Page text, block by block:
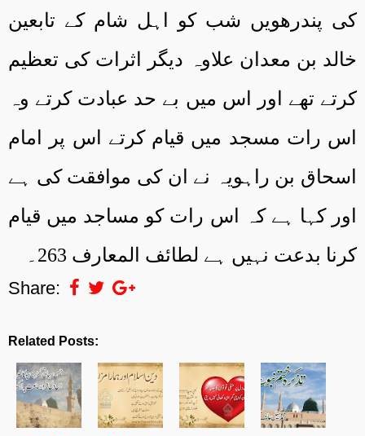
کی پندرھویں شب کو اہل شام کے تابعین
خالد بن معدان علاوہ دیگر اثرات کی تعظیم
کرتے تھے اور اس میں بے حد عبادت کرتے وہ
اس رات مسجد میں قیام کرتے اس پر امام
اسحاق بن راہویہ نے ان کی موافقت کی ہے
اور کہا ہے کہ اس رات کو مساجد میں قیام
کرنا بدعت نہیں ہے لطائف المعارف 263
۔
Share:
Related Posts: